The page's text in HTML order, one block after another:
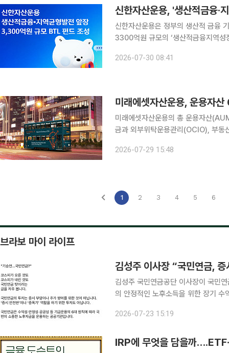
신한자산운용은 정부의 생산적 금융
3300억원 규모의 ‘생산적금융지역성
보험사 등 우량 금융기관들이 참여
2026-07-30 08:41
미래에셋자산운용, 운용자
미래에셋자산운용의 총 운용자산
금과 외부위탁운용관리(OCIO), 부동산 등
년 말 약 250조원이던 운용자산은
2026-07-29 15:48
1 2 3 4 5 6
브라보 마이 라이프
김성주 국민연금공단 이사장이 국민
의 안정적인 노후소득을 위한 장기 수익 창출에 있다고
민연금 탓이라는 글을 자주 본다”며
2026-07-23 15:19
IRP에 무엇을 담을까